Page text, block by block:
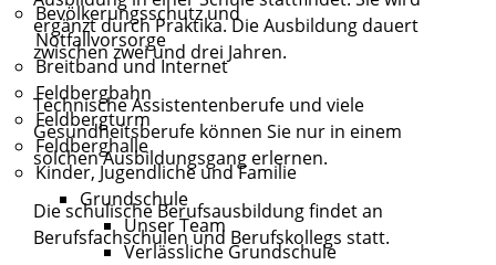
Bevölkerungsschutz und
Notfallvorsorge
Breitband und Internet
Feldbergbahn
Feldbergturm
Feldberghalle
Kinder, Jugendliche und Familie
Grundschule
Unser Team
Verlässliche Grundschule
ergänzt durch Praktika. Die Ausbildung dauert
zwischen zwei und drei Jahren.
Technische Assistentenberufe und viele
Gesundheitsberufe können Sie nur in einem
solchen Ausbildungsgang erlernen.
Die schulische Berufsausbildung findet an
Berufsfachschulen und Berufskollegs statt.